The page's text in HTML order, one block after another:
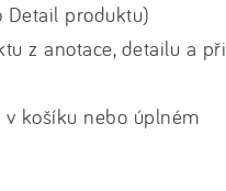
Detail produktu)
z anotace, detailu a při
košíku nebo úplném